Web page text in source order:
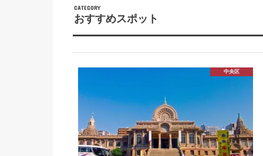
CATEGORY
おすすめスポット
中央区